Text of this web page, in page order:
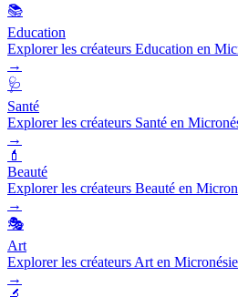
📚
Education
Explorer les créateurs Education en
→
🩺
Santé
Explorer les créateurs Santé en
→
💄
Beauté
Explorer les créateurs Beauté en
→
🎭
Art
Explorer les créateurs Art en Micronésie
→